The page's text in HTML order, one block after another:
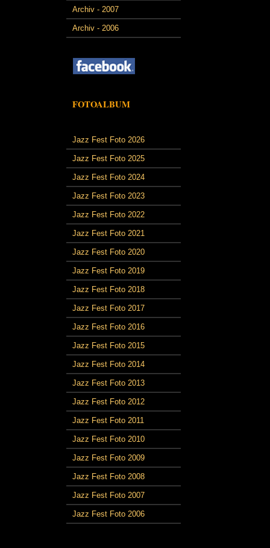
Archiv - 2007
Archiv - 2006
FOTOALBUM
Jazz Fest Foto 2026
Jazz Fest Foto 2025
Jazz Fest Foto 2024
Jazz Fest Foto 2023
Jazz Fest Foto 2022
Jazz Fest Foto 2021
Jazz Fest Foto 2020
Jazz Fest Foto 2019
Jazz Fest Foto 2018
Jazz Fest Foto 2017
Jazz Fest Foto 2016
Jazz Fest Foto 2015
Jazz Fest Foto 2014
Jazz Fest Foto 2013
Jazz Fest Foto 2012
Jazz Fest Foto 2011
Jazz Fest Foto 2010
Jazz Fest Foto 2009
Jazz Fest Foto 2008
Jazz Fest Foto 2007
Jazz Fest Foto 2006